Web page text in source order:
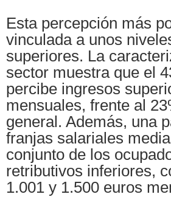
Esta percepción más
vinculada a unos
superiores. La
sector muestra que el
percibe ingresos
mensuales, frente al
general. Además, una
franjas salariales
conjunto de los
retributivos inferiores,
1.001 y 1.500 euros